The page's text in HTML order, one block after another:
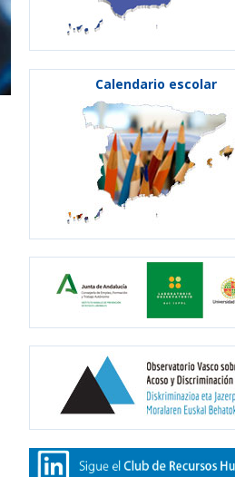
Calendario escolar